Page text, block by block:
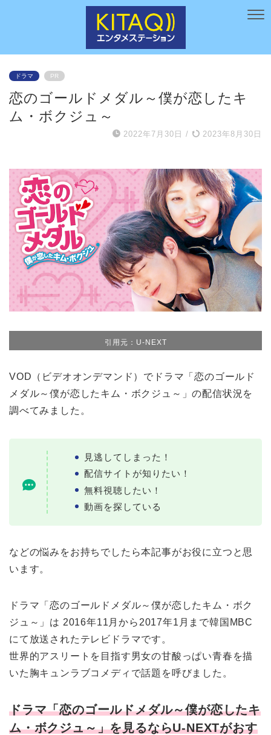
ドラマ PR
恋のゴールドメダル～僕が恋したキ
ム・ボクジュ～
2022年7月30日 / 2023年8月30日
引用元：U-NEXT
VOD（ビデオオンデマンド）でドラマ「恋のゴールド
メダル～僕が恋したキム・ボクジュ～」の配信状況を
調べてみました。
見逃してしまった！
配信サイトが知りたい！
無料視聴したい！
動画を探している
などの悩みをお持ちでしたら本記事がお役に立つと思
います。
ドラマ「恋のゴールドメダル～僕が恋したキム・ボク
ジュ～」は 2016年11月から2017年1月まで韓国MBC
にて放送されたテレビドラマです。
世界的アスリートを目指す男女の甘酸っぱい青春を描
いた胸キュンラブコメディで話題を呼びました。
ドラマ「恋のゴールドメダル～僕が恋したキ
ム・ボクジュ～」を見るならU-NEXTがおす